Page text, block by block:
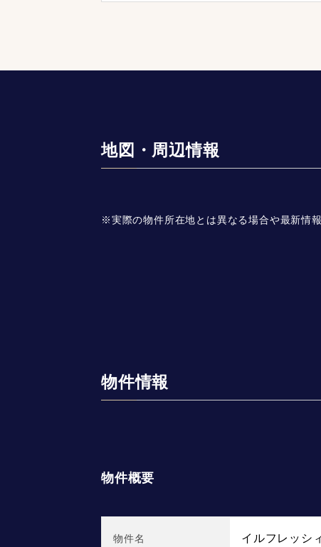
地図・周辺情報
※実際の物件所在地とは異なる場合や最新情
物件情報
物件概要
物件名 イルフレッシ